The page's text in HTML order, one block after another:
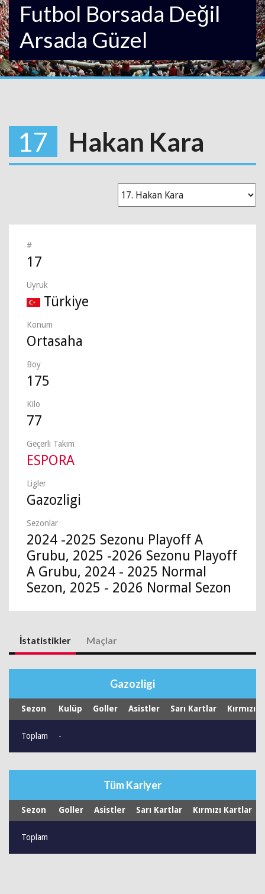
Futbol Borsada Değil
Arsada Güzel
17 Hakan Kara
#
17
Uyruk
Türkiye
Konum
Ortasaha
Boy
175
Kilo
77
Geçerli Takım
ESPORA
Ligler
Gazozligi
Sezonlar
2024 -2025 Sezonu Playoff A
Grubu, 2025 -2026 Sezonu Playoff
A Grubu, 2024 - 2025 Normal
Sezon, 2025 - 2026 Normal Sezon
İstatistikler Maçlar
Gazozligi
Sezon Kulüp Goller Asistler Sarı Kartlar Kırmızı
Toplam -
Tüm Kariyer
Sezon Goller Asistler Sarı Kartlar Kırmızı Kartlar
Toplam